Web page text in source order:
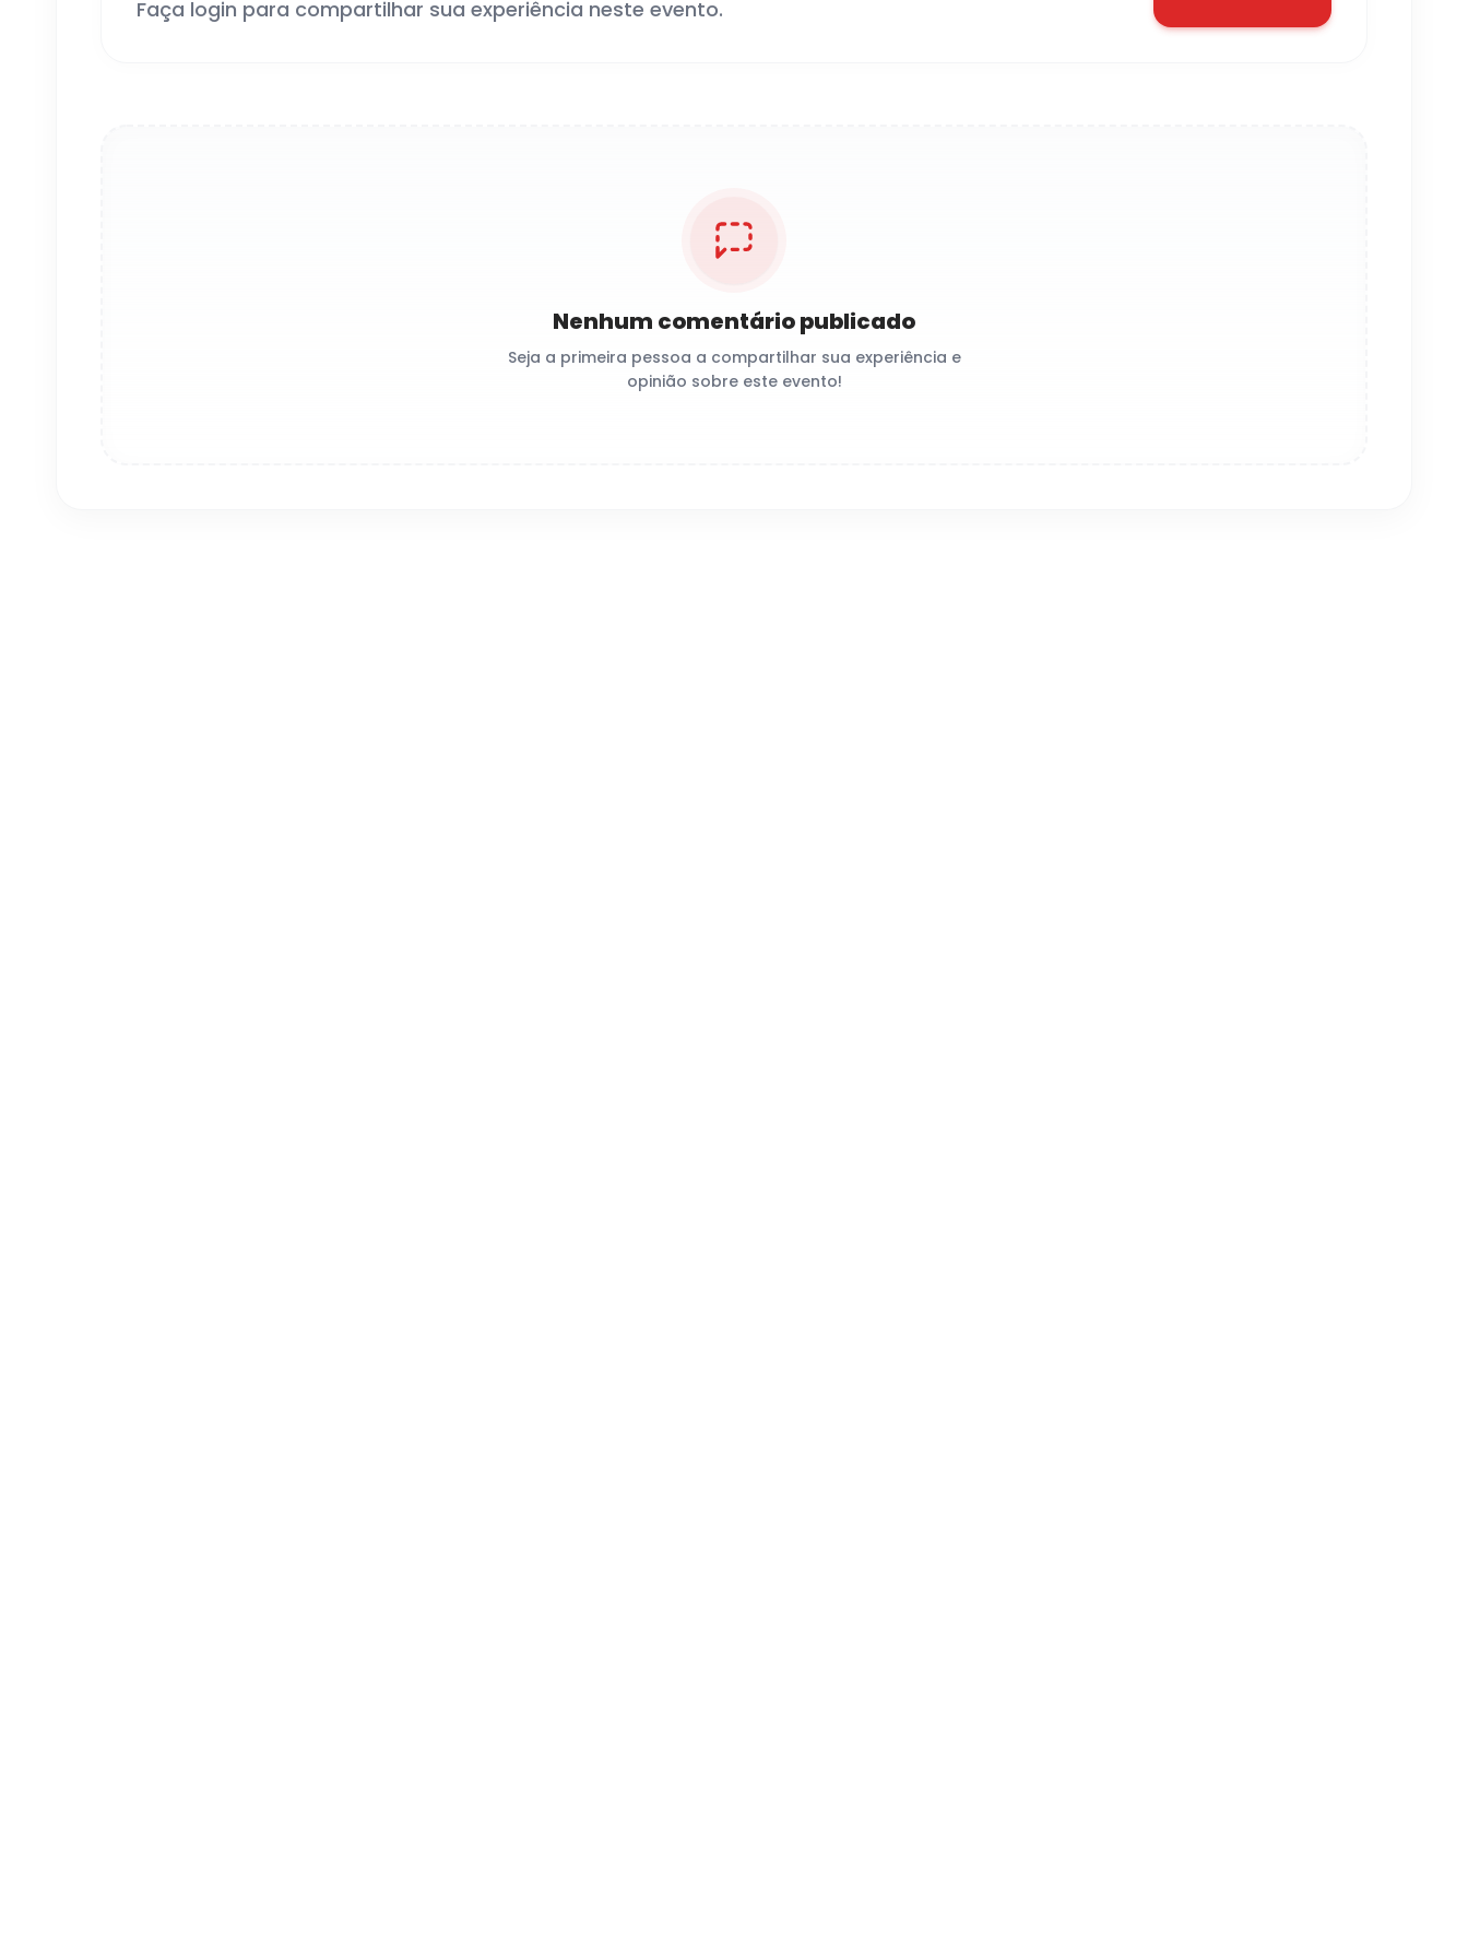
Faça login para compartilhar sua experiência neste evento.
Nenhum comentário publicado
Seja a primeira pessoa a compartilhar sua experiência e
opinião sobre este evento!